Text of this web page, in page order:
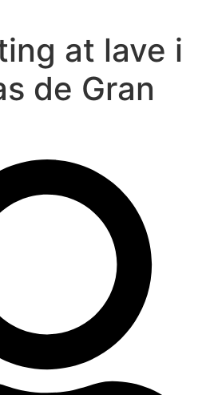
at lave i
de Gran